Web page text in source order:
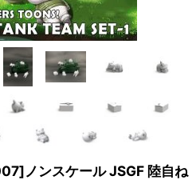
ノンスケール JSGF 陸自ね